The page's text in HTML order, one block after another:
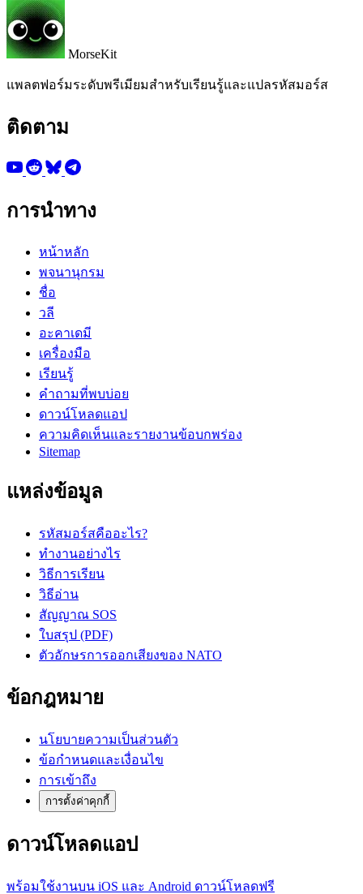
MorseKit
แพลตฟอร์มระดับพรีเมียมสำหรับเรียนรู้และแปลรหัสมอร์ส
ติดตาม
การนำทาง
หน้าหลัก
พจนานุกรม
ชื่อ
วลี
อะคาเดมี
เครื่องมือ
เรียนรู้
คำถามที่พบบ่อย
ดาวน์โหลดแอป
ความคิดเห็นและรายงานข้อบกพร่อง
Sitemap
แหล่งข้อมูล
รหัสมอร์สคืออะไร?
ทำงานอย่างไร
วิธีการเรียน
วิธีอ่าน
สัญญาณ SOS
ใบสรุป (PDF)
ตัวอักษรการออกเสียงของ NATO
ข้อกฎหมาย
นโยบายความเป็นส่วนตัว
ข้อกำหนดและเงื่อนไข
การเข้าถึง
การตั้งค่าคุกกี้
ดาวน์โหลดแอป
พร้อมใช้งานบน iOS และ Android ดาวน์โหลดฟรี